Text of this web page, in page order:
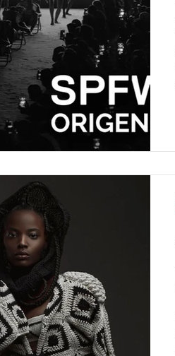
Televisão Streaming